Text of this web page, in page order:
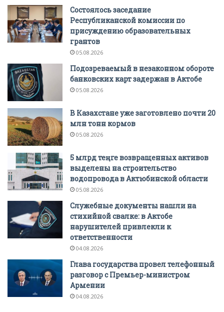
Состоялось заседание
Республиканской комиссии по
присуждению образовательных
грантов
05.08.2026
Подозреваемый в незаконном обороте
банковских карт задержан в Актобе
05.08.2026
В Казахстане уже заготовлено почти 20
млн тонн кормов
05.08.2026
5 млрд теңге возвращенных активов
выделены на строительство
водопровода в Актюбинской области
05.08.2026
Служебные документы нашли на
стихийной свалке: в Актобе
нарушителей привлекли к
ответственности
04.08.2026
Глава государства провел телефонный
разговор с Премьер-министром
Армении
04.08.2026